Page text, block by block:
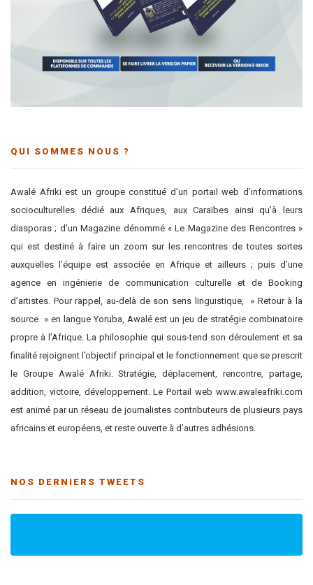
QUI SOMMES NOUS ?
Awalé Afriki est un groupe constitué d’un portail web d’informations
socioculturelles dédié aux Afriques, aux Caraïbes ainsi qu’à leurs
diasporas ; d’un Magazine dénommé « Le Magazine des Rencontres »
qui est destiné à faire un zoom sur les rencontres de toutes sortes
auxquelles l’équipe est associée en Afrique et ailleurs ; puis d’une
agence en ingénierie de communication culturelle et de Booking
d’artistes. Pour rappel, au-delà de son sens linguistique, » Retour à la
source » en langue Yoruba, Awalé est un jeu de stratégie combinatoire
propre à l’Afrique. La philosophie qui sous-tend son déroulement et sa
finalité rejoignent l’objectif principal et le fonctionnement que se prescrit
le Groupe Awalé Afriki. Stratégie, déplacement, rencontre, partage,
addition, victoire, développement. Le Portail web www.awaleafriki.com
est animé par un réseau de journalistes contributeurs de plusieurs pays
africains et européens, et reste ouverte à d’autres adhésions.
NOS DERNIERS TWEETS